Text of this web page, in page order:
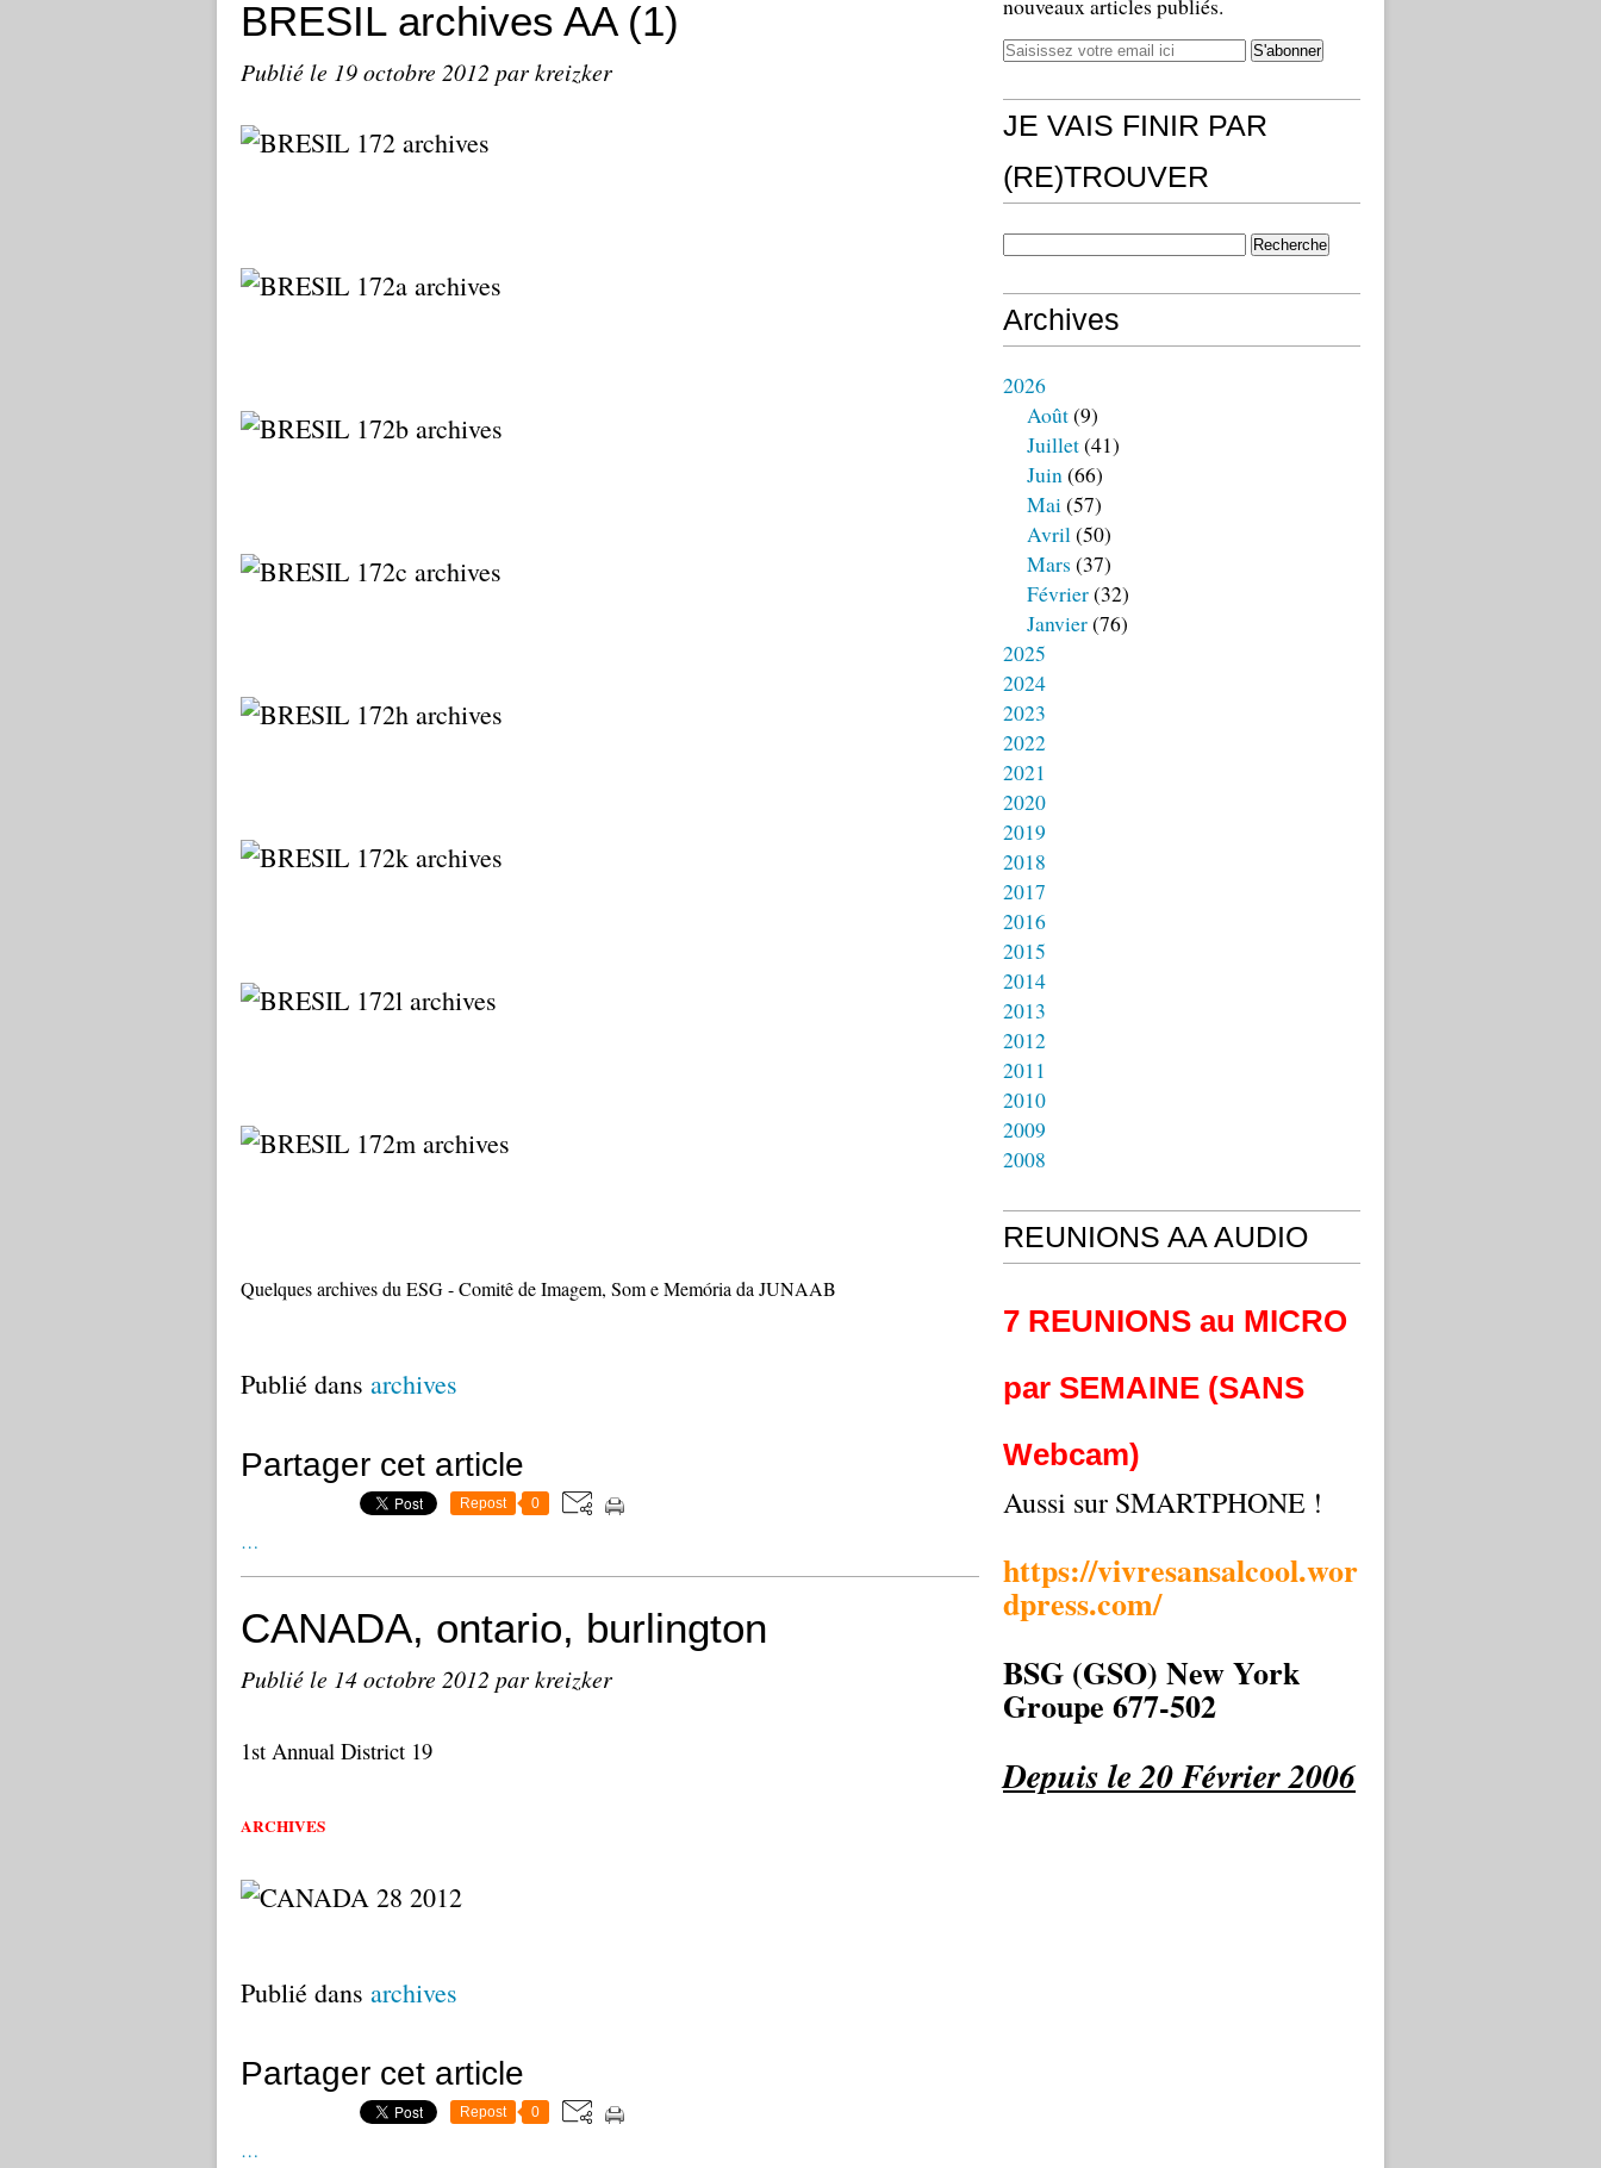
BRESIL archives AA (1)
Publié le 19 octobre 2012 par kreizker
Quelques archives du ESG - Comitê de Imagem, Som e Memória da JUNAAB
Publié dans archives
Partager cet article
Repost 0
…
CANADA, ontario, burlington
Publié le 14 octobre 2012 par kreizker
1st Annual District 19
ARCHIVES
Publié dans archives
Partager cet article
Repost 0
…
nouveaux articles publiés.
JE VAIS FINIR PAR
(RE)TROUVER
Archives
2026
Août(9)
Juillet(41)
Juin(66)
Mai(57)
Avril(50)
Mars (37)
Février(32)
Janvier(76)
2025
2024
2023
2022
2021
2020
2019
2018
2017
2016
2015
2014
2013
2012
2011
2010
2009
2008
REUNIONS AA AUDIO
7 REUNIONS au MICRO
par SEMAINE (SANS
Webcam)
Aussi sur SMARTPHONE !
https://vivresansalcool.wor
dpress.com/
BSG (GSO) New York
Groupe 677-502
Depuis le 20 Février 2006